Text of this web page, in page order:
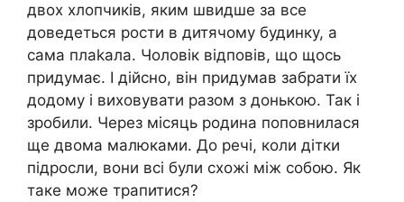
двох хлопчиків, яким швидше за все
доведеться рости в дитячому будинку, а
сама плаkала. Чоловік відповів, що щось
придумає. І дійсно, він придумав забрати їх
додому і виховувати разом з донькою. Так і
зробили. Через місяць родина поповнилася
ще двома малюками. До речі, коли дітки
підросли, вони всі були схожі між собою. Як
таке може трапитися?